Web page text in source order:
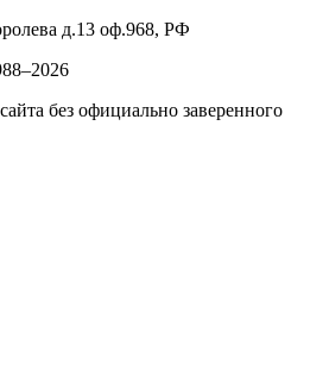
д.13 оф.968, РФ
без официально заверенного